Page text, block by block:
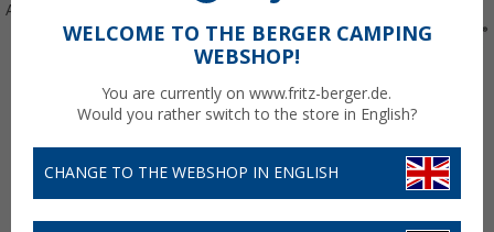
Art.-Nr.: 703408
WELCOME TO THE BERGER CAMPING
WEBSHOP!
You are currently on www.fritz-berger.de.
Would you rather switch to the store in English?
CHANGE TO THE WEBSHOP IN ENGLISH